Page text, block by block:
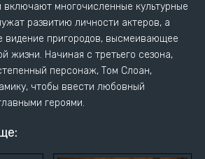
многочисленные культурные
развитию личности актеров, а
видение пригородов, высмеивающее
жизни. Начиная с третьего сезона,
персонаж, Том Слоан,
чтобы ввести любовный
героями.